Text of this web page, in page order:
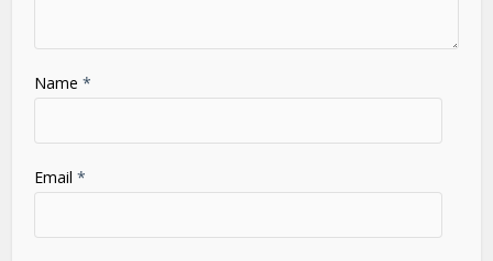
Name*
Email*